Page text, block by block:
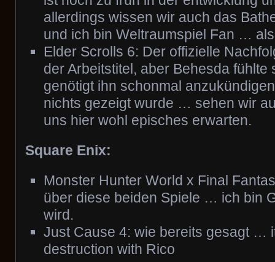
allerdings wissen wir auch das
und ich bin Weltraumspiel Fan …
Elder Scrolls 6: Der offizielle
der Arbeitstitel, aber Behesda fühlte
genötigt ihn schonmal
nichts gezeigt wurde … sehen wir
uns hier wohl episches erwarten.
Square Enix:
Monster Hunter World x Final
über diese beiden Spiele … ich bin
wird.
Just Cause 4: wie bereits gesagt …
destruction with Rico